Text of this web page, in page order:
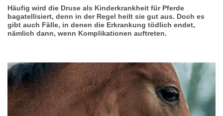
Häufig wird die Druse als Kinderkrankheit für Pferde
bagatellisiert, denn in der Regel heilt sie gut aus. Doch es
gibt auch Fälle, in denen die Erkrankung tödlich endet,
nämlich dann, wenn Komplikationen auftreten.